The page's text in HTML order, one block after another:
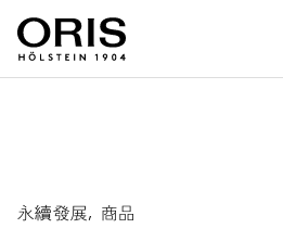
永續發展, 商品